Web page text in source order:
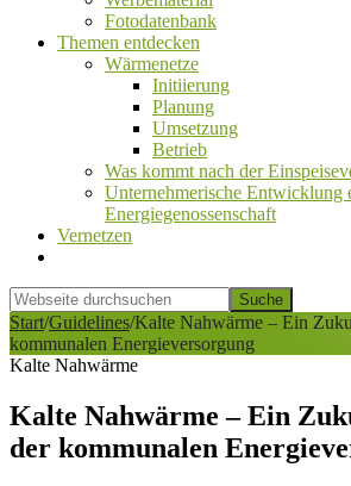
Fotodatenbank
Themen entdecken
Wärmenetze
Initiierung
Planung
Umsetzung
Betrieb
Was kommt nach der
Unternehmerische Entwicklung
Energiegenossenschaft
Vernetzen
Webseite
durchsuchen
Hide
Search
Start/Guidelines/Kalte Nahwärme – Ein
kommunalen Energieversorgung
Kalte Nahwärme
Kalte Nahwärme – Ein
der kommunalen